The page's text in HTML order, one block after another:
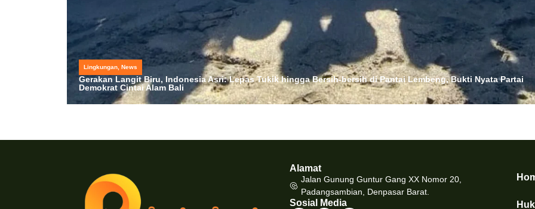
Lingkungan News
Gerakan Langit Biru, Indonesia Asri: Lepas Tukik hingga Bersih-bersih di Pantai Lembeng, Bukti Nyata Partai
Demokrat Cintai Alam Bali
Alamat
Jalan Gunung Guntur Gang XX Nomor 20,
Padangsambian, Denpasar Barat.
Sosial Media